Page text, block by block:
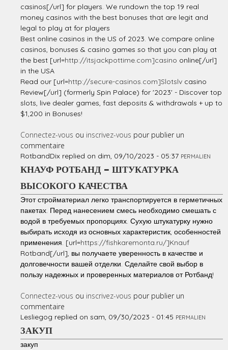
casinos[/url] for players. We rundown the top 19 real
money casinos with the best bonuses that are legit and
legal to play at for players
Best online casinos in the US of 2023. We compare online
casinos, bonuses & casino games so that you can play at
the best [url=http://itsjackpottime.com]casino online[/url]
in the USA
Read our [url=http://secure-casinos.com]Slotslv casino
Review[/url] (formerly Spin Palace) for '2023' - Discover top
slots, live dealer games, fast deposits & withdrawals + up to
$1,200 in Bonuses!
Connectez-vous ou inscrivez-vous pour publier un
commentaire
RotbandDix replied on dim, 09/10/2023 - 05:37 PERMALIEN
КНАУФ РОТБАНД - ШТУКАТУРКА
ВЫСОКОГО КАЧЕСТВА
Этот стройматериал легко транспортируется в герметичных
пакетах. Перед нанесением смесь необходимо смешать с
водой в требуемых пропорциях. Сухую штукатурку нужно
выбирать исходя из основных характеристик, особенностей
применения. [url=https://fishkaremonta.ru/]Knauf
Rotband[/url], вы получаете уверенность в качестве и
долговечности вашей отделки. Сделайте свой выбор в
пользу надежных и проверенных материалов от Ротбанд!
Connectez-vous ou inscrivez-vous pour publier un
commentaire
Lesliegog replied on sam, 09/30/2023 - 01:45 PERMALIEN
ЗАКУП
закуп